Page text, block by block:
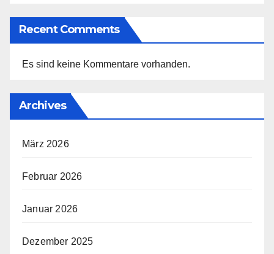
Recent Comments
Es sind keine Kommentare vorhanden.
Archives
März 2026
Februar 2026
Januar 2026
Dezember 2025